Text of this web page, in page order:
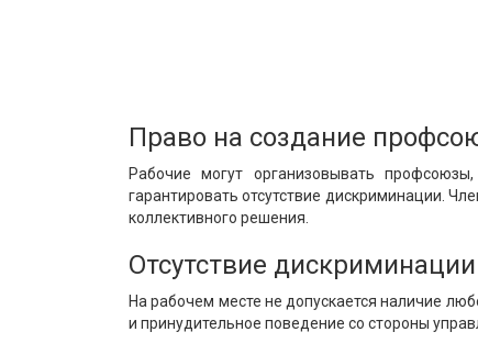
Право на создание
Рабочие могут организовывать
гарантировать отсутствие дискриминации.
коллективного решения.
Отсутствие дискриминации
На рабочем месте не допускается наличие
и принудительное поведение со стороны